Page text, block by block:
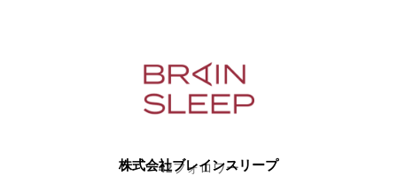
株式会社ブレインスリープ
42フォロワー